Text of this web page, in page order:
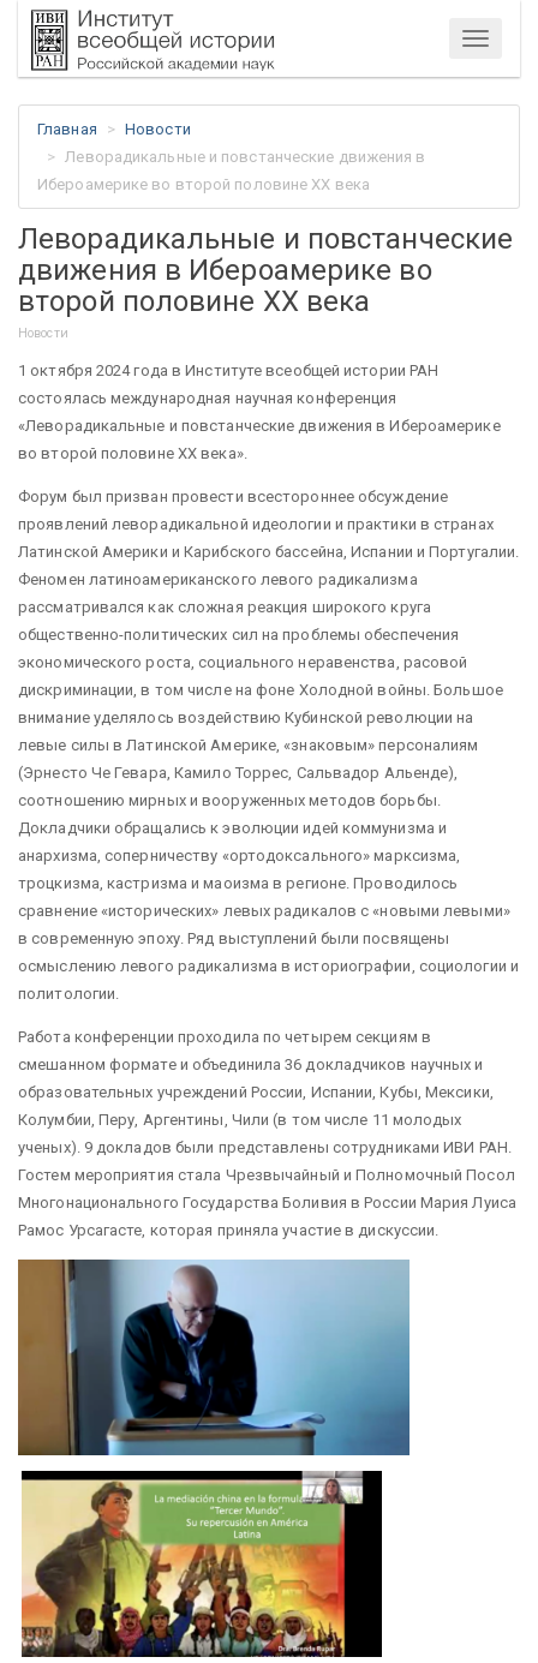
Меню
Главная
Новости
Леворадикальные и повстанческие движения в
Ибероамерике во второй половине ХХ века
Леворадикальные и повстанческие
движения в Ибероамерике во
второй половине ХХ века
Новости
1 октября 2024 года в Институте всеобщей истории РАН
состоялась международная научная конференция
«Леворадикальные и повстанческие движения в Ибероамерике
во второй половине ХХ века».
Форум был призван провести всестороннее обсуждение
проявлений леворадикальной идеологии и практики в странах
Латинской Америки и Карибского бассейна, Испании и Португалии.
Феномен латиноамериканского левого радикализма
рассматривался как сложная реакция широкого круга
общественно-политических сил на проблемы обеспечения
экономического роста, социального неравенства, расовой
дискриминации, в том числе на фоне Холодной войны. Большое
внимание уделялось воздействию Кубинской революции на
левые силы в Латинской Америке, «знаковым» персоналиям
(Эрнесто Че Гевара, Камило Торрес, Сальвадор Альенде),
соотношению мирных и вооруженных методов борьбы.
Докладчики обращались к эволюции идей коммунизма и
анархизма, соперничеству «ортодоксального» марксизма,
троцкизма, кастризма и маоизма в регионе. Проводилось
сравнение «исторических» левых радикалов с «новыми левыми»
в современную эпоху. Ряд выступлений были посвящены
осмыслению левого радикализма в историографии, социологии и
политологии.
Работа конференции проходила по четырем секциям в
смешанном формате и объединила 36 докладчиков научных и
образовательных учреждений России, Испании, Кубы, Мексики,
Колумбии, Перу, Аргентины, Чили (в том числе 11 молодых
ученых). 9 докладов были представлены сотрудниками ИВИ РАН.
Гостем мероприятия стала Чрезвычайный и Полномочный Посол
Многонационального Государства Боливия в России Мария Луиса
Рамос Урсагасте, которая приняла участие в дискуссии.